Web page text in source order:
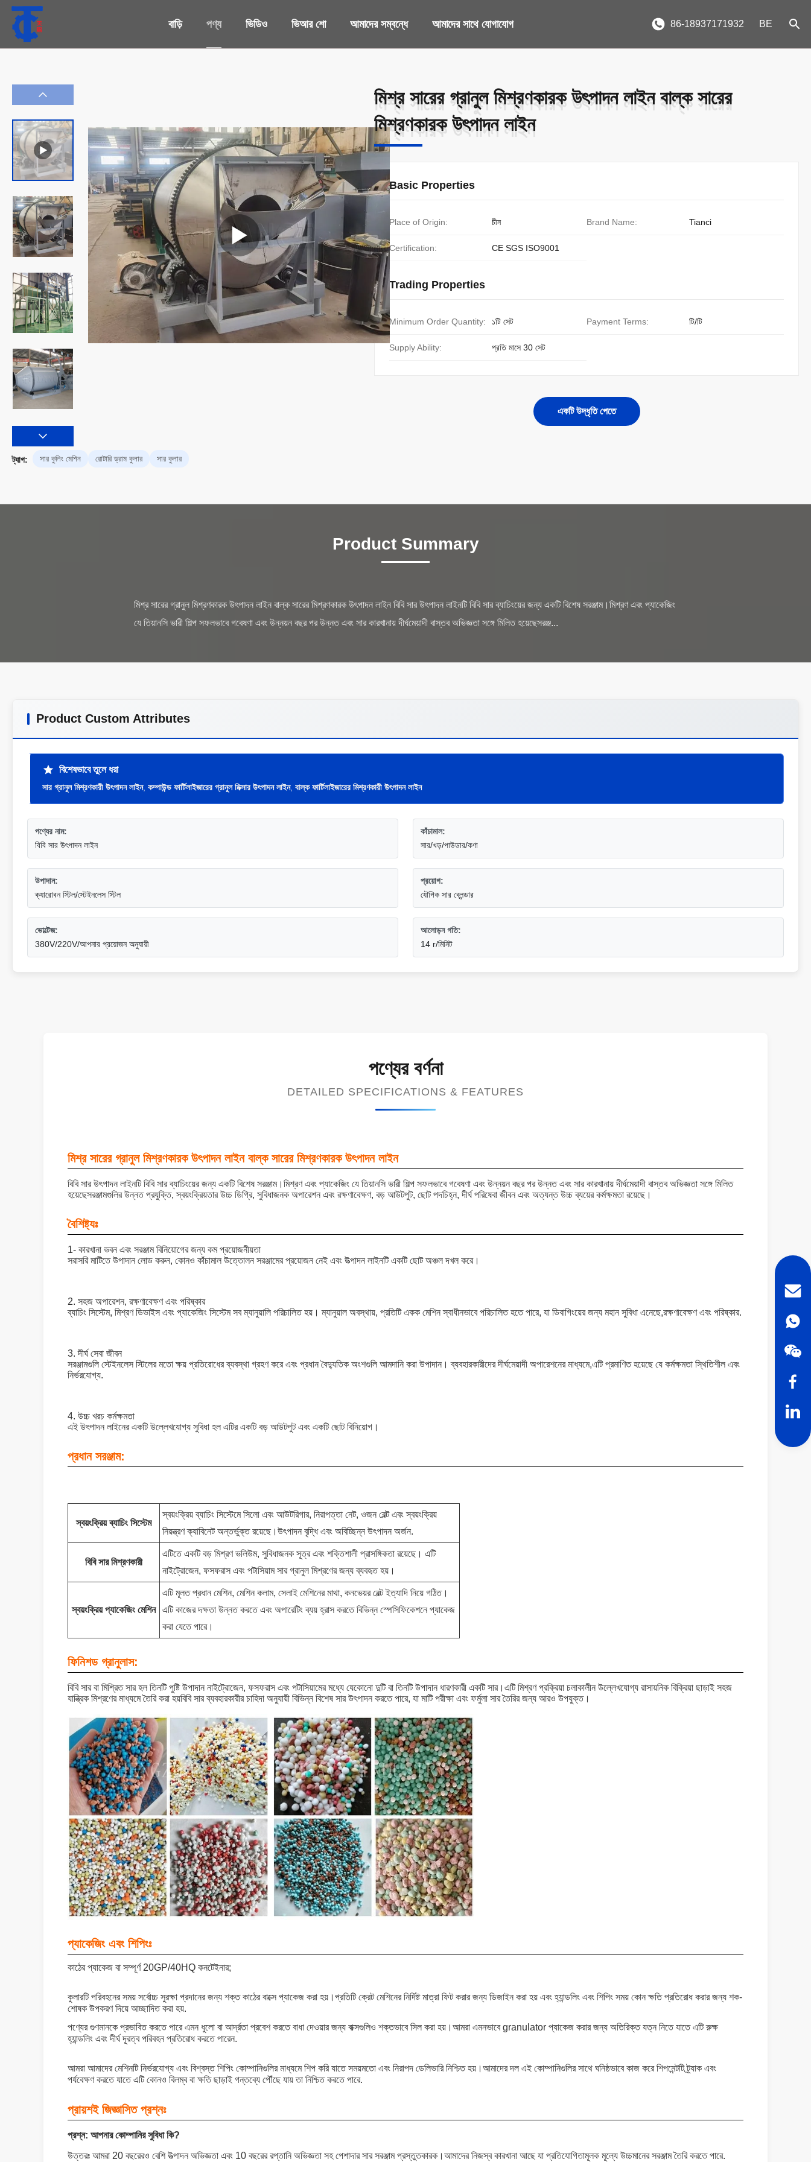
বাড়ি পণ্য ভিডিও ভিআর শো আমাদের সম্বন্ধে আমাদের সাথে যোগাযোগ 86-18937171932 BE
মিশ্র সারের গ্রানুল মিশ্রণকারক উৎপাদন লাইন বাল্ক সারের
মিশ্রণকারক উৎপাদন লাইন
মিশ্র সারের গ্রানুল মিশ্রণকারক উৎপাদন লাইন বাল্ক সারের
মিশ্রণকারক উৎপাদন লাইন
Basic Properties
Place of Origin: চীন Brand Name: Tianci
Certification: CE SGS ISO9001
Trading Properties
Minimum Order Quantity: ১টি সেট Payment Terms: টি/টি
Supply Ability: প্রতি মাসে 30 সেট
একটি উদ্ধৃতি পেতে
ট্যাগ: সার কুলিং মেশিন রোটারি ড্রাম কুলার সার কুলার
Product Summary
মিশ্র সারের গ্রানুল মিশ্রণকারক উৎপাদন লাইন বাল্ক সারের মিশ্রণকারক উৎপাদন লাইন বিবি সার উৎপাদন লাইনটি বিবি সার ব্যাচিংয়ের জন্য একটি বিশেষ সরঞ্জাম।মিশ্রণ এবং প্যাকেজিং
Product Custom Attributes
বিশেষভাবে তুলে ধরা
সার গ্রানুল মিশ্রণকারী উৎপাদন লাইন, কম্পাউন্ড ফার্টিলাইজারের গ্রানুল মিক্সার উৎপাদন লাইন, বাল্ক ফার্টিলাইজারের মিশ্রণকারী উৎপাদন লাইন
পণ্যের নাম:
বিবি সার উৎপাদন লাইন
কাঁচামাল:
সার/খড়/পাউডার/কণা
উপাদান:
ক্যারোবন স্টিল/স্টেইনলেস স্টিল
প্রয়োগ:
যৌগিক সার ব্লেন্ডার
ভোল্টেজ:
380V/220V/আপনার প্রয়োজন অনুযায়ী
আলোড়ন গতি:
14 r/মিনিট
পণ্যের বর্ণনা
DETAILED SPECIFICATIONS & FEATURES
মিশ্র সারের গ্রানুল মিশ্রণকারক উৎপাদন লাইন বাল্ক সারের মিশ্রণকারক উৎপাদন লাইন
বিবি সার উৎপাদন লাইনটি বিবি সার ব্যাচিংয়ের জন্য একটি বিশেষ সরঞ্জাম।মিশ্রণ এবং প্যাকেজিং যে তিয়ানসি ভারী শিল্প সফলভাবে গবেষণা এবং উন্নয়ন বছর পর উন্নত এবং সার কারখানায় দীর্ঘমেয়াদী বাস্তব অভিজ্ঞতা সঙ্গে মিলিত
হয়েছেসরঞ্জামগুলির উন্নত প্রযুক্তি, স্বয়ংক্রিয়তার উচ্চ ডিগ্রি, সুবিধাজনক অপারেশন এবং রক্ষণাবেক্ষণ, বড় আউটপুট, ছোট পদচিহ্ন, দীর্ঘ পরিষেবা জীবন এবং অত্যন্ত উচ্চ ব্যয়ের কর্মক্ষমতা রয়েছে।
বৈশিষ্ট্যঃ
1- কারখানা ভবন এবং সরঞ্জাম বিনিয়োগের জন্য কম প্রয়োজনীয়তা
সরাসরি মাটিতে উপাদান লোড করুন, কোনও কাঁচামাল উত্তোলন সরঞ্জামের প্রয়োজন নেই এবং উত্পাদন লাইনটি একটি ছোট অঞ্চল দখল করে।
2. সহজ অপারেশন, রক্ষণাবেক্ষণ এবং পরিষ্কার
ব্যাচিং সিস্টেম, মিশ্রণ ডিভাইস এবং প্যাকেজিং সিস্টেম সব ম্যানুয়ালি পরিচালিত হয়। ম্যানুয়াল অবস্থায়, প্রতিটি একক মেশিন স্বাধীনভাবে পরিচালিত হতে পারে, যা ডিবাগিংয়ের জন্য মহান সুবিধা এনেছে,রক্ষণাবেক্ষণ এবং পরিষ্কার.
3. দীর্ঘ সেবা জীবন
সরঞ্জামগুলি স্টেইনলেস স্টিলের মতো ক্ষয় প্রতিরোধের ব্যবস্থা গ্রহণ করে এবং প্রধান বৈদ্যুতিক অংশগুলি আমদানি করা উপাদান। ব্যবহারকারীদের দীর্ঘমেয়াদী অপারেশনের মাধ্যমে,এটি প্রমাণিত হয়েছে যে কর্মক্ষমতা স্থিতিশীল এবং
নির্ভরযোগ্য.
4. উচ্চ খরচ কর্মক্ষমতা
এই উৎপাদন লাইনের একটি উল্লেখযোগ্য সুবিধা হল এটির একটি বড় আউটপুট এবং একটি ছোট বিনিয়োগ।
প্রধান সরঞ্জাম:
স্বয়ংক্রিয় ব্যাচিং সিস্টেম
স্বয়ংক্রিয় ব্যাচিং সিস্টেমে সিলো এবং আউটরিগার, নিরাপত্তা নেট, ওজন বেল্ট এবং স্বয়ংক্রিয়
নিয়ন্ত্রণ ক্যাবিনেট অন্তর্ভুক্ত রয়েছে।উৎপাদন বৃদ্ধি এবং অবিচ্ছিন্ন উৎপাদন অর্জন.
বিবি সার মিশ্রণকারী
এটিতে একটি বড় মিশ্রণ ভলিউম, সুবিধাজনক সূত্র এবং শক্তিশালী প্রাসঙ্গিকতা রয়েছে। এটি
নাইট্রোজেন, ফসফরাস এবং পটাসিয়াম সার গ্রানুল মিশ্রণের জন্য ব্যবহৃত হয়।
স্বয়ংক্রিয় প্যাকেজিং মেশিন
এটি মূলত প্রধান মেশিন, মেশিন কলাম, সেলাই মেশিনের মাথা, কনভেয়র বেল্ট ইত্যাদি নিয়ে গঠিত।
এটি কাজের দক্ষতা উন্নত করতে এবং অপারেটিং ব্যয় হ্রাস করতে বিভিন্ন স্পেসিফিকেশনে প্যাকেজ
করা যেতে পারে।
ফিনিশড গ্রানুলাস:
বিবি সার বা মিশ্রিত সার হল তিনটি পুষ্টি উপাদান নাইট্রোজেন, ফসফরাস এবং পটাসিয়ামের মধ্যে যেকোনো দুটি বা তিনটি উপাদান ধারণকারী একটি সার।এটি মিশ্রণ প্রক্রিয়া চলাকালীন উল্লেখযোগ্য রাসায়নিক বিক্রিয়া ছাড়াই সহজ
যান্ত্রিক মিশ্রণের মাধ্যমে তৈরি করা হয়বিবি সার ব্যবহারকারীর চাহিদা অনুযায়ী বিভিন্ন বিশেষ সার উৎপাদন করতে পারে, যা মাটি পরীক্ষা এবং ফর্মুলা সার তৈরির জন্য আরও উপযুক্ত।
প্যাকেজিং এবং শিপিংঃ
কাঠের প্যাকেজ বা সম্পূর্ণ 20GP/40HQ কনটেইনার;
কুলারটি পরিবহনের সময় সর্বোচ্চ সুরক্ষা প্রদানের জন্য শক্ত কাঠের বাক্সে প্যাকেজ করা হয়।প্রতিটি ক্রেট মেশিনের নির্দিষ্ট মাত্রা ফিট করার জন্য ডিজাইন করা হয় এবং হ্যান্ডলিং এবং শিপিং সময় কোন ক্ষতি প্রতিরোধ করার জন্য শক-
শোষক উপকরণ দিয়ে আচ্ছাদিত করা হয়.
পণ্যের গুণমানকে প্রভাবিত করতে পারে এমন ধুলো বা আর্দ্রতা প্রবেশ করতে বাধা দেওয়ার জন্য বাক্সগুলিও শক্তভাবে সিল করা হয়।আমরা এমনভাবে granulator প্যাকেজ করার জন্য অতিরিক্ত যত্ন নিতে যাতে এটি রুক্ষ
হ্যান্ডলিং এবং দীর্ঘ দূরত্ব পরিবহন প্রতিরোধ করতে পারেন.
আমরা আমাদের মেশিনটি নির্ভরযোগ্য এবং বিশ্বস্ত শিপিং কোম্পানিগুলির মাধ্যমে শিপ করি যাতে সময়মতো এবং নিরাপদ ডেলিভারি নিশ্চিত হয়।আমাদের দল এই কোম্পানিগুলির সাথে ঘনিষ্ঠভাবে কাজ করে শিপমেন্টটি ট্র্যাক এবং
পর্যবেক্ষণ করতে যাতে এটি কোনও বিলম্ব বা ক্ষতি ছাড়াই গন্তব্যে পৌঁছে যায় তা নিশ্চিত করতে পারে.
প্রায়শই জিজ্ঞাসিত প্রশ্নঃ
প্রশ্ন: আপনার কোম্পানির সুবিধা কি?
উত্তরঃ আমরা 20 বছরেরও বেশি উত্পাদন অভিজ্ঞতা এবং 10 বছরের রপ্তানি অভিজ্ঞতা সহ পেশাদার সার সরঞ্জাম প্রস্তুতকারক।আমাদের নিজস্ব কারখানা আছে যা প্রতিযোগিতামূলক মূল্যে উচ্চমানের সরঞ্জাম তৈরি করতে পারে.